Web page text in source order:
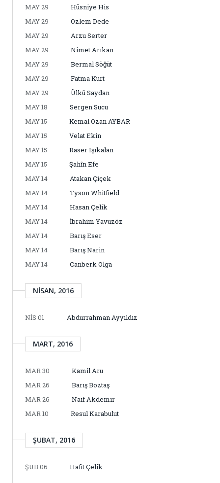
MAY 29
Hüsniye His
MAY 29
Özlem Dede
MAY 29
Arzu Serter
MAY 29
Nimet Arıkan
MAY 29
Bermal Söğüt
MAY 29
Fatma Kurt
MAY 29
Ülkü Saydan
MAY 18
Sergen Sucu
MAY 15
Kemal Ozan AYBAR
MAY 15
Velat Ekin
MAY 15
Raser Işıkalan
MAY 15
Şahîn Efe
MAY 14
Atakan Çiçek
MAY 14
Tyson Whitfield
MAY 14
Hasan Çelik
MAY 14
İbrahim Yavuzöz
MAY 14
Barış Eser
MAY 14
Barış Narin
MAY 14
Canberk Olga
NISAN, 2016
NIS 01 Abdurrahman Ayyıldız
MART, 2016
MAR 30
Kamil Aru
MAR 26
Barış Boztaş
MAR 26
Naif Akdemir
MAR 10
Resul Karabulut
ŞUBAT, 2016
ŞUB 06 Hafit Çelik